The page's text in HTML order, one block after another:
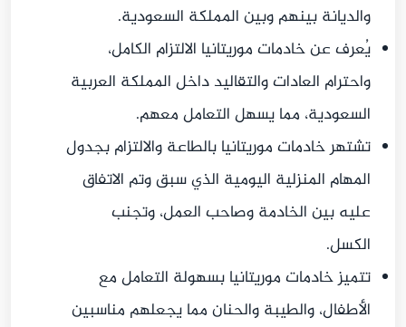
والديانة بينهم وبين المملكة السعودية.
يُعرف عن خادمات موريتانيا الالتزام الكامل،
واحترام العادات والتقاليد داخل المملكة العربية
السعودية، مما يسهل التعامل معهم.
تشتهر خادمات موريتانيا بالطاعة والالتزام بجدول
المهام المنزلية اليومية الذي سبق وتم الاتفاق
عليه بين الخادمة وصاحب العمل، وتجنب
الكسل.
تتميز خادمات موريتانيا بسهولة التعامل مع
الأطفال، والطيبة والحنان مما يجعلهم مناسبين